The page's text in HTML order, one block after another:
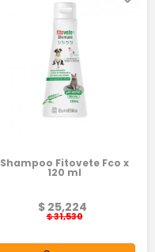
Shampoo Fitovete Fco x
120 ml
$ 25,224
$ 31,530